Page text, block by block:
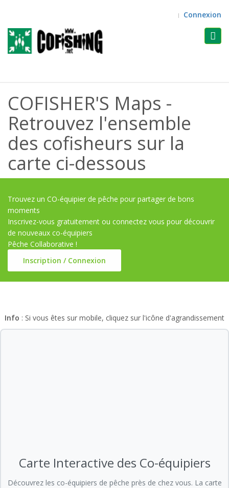
Connexion
COFISHER'S Maps -
Retrouvez l'ensemble
des cofisheurs sur la
carte ci-dessous
Trouvez un CO-équipier de pêche pour partager de bons
moments
Inscrivez-vous gratuitement ou connectez vous pour découvrir
de nouveaux co-équipiers
Pêche Collaborative !
Inscription / Connexion
Info : Si vous êtes sur mobile, cliquez sur l'icône d'agrandissement
Carte Interactive des Co-équipiers
Découvrez les co-équipiers de pêche près de chez vous. La carte